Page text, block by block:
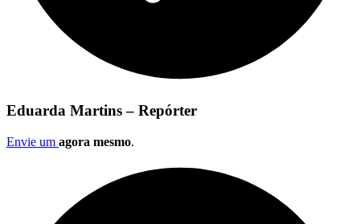
Eduarda Martins – Repórter
Envie um agora mesmo.